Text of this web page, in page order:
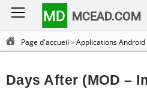
MD MCEAD.COM
Page d'accueil »Applications Android
Days After (MOD –